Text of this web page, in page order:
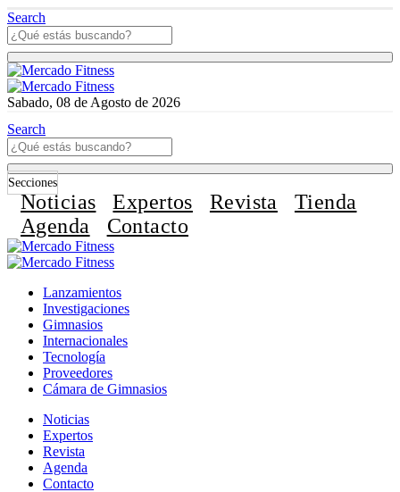
Search
Sabado, 08 de Agosto de 2026
Search
Secciones
Noticias Expertos Revista
Tienda
Agenda
Contacto
Lanzamientos
Investigaciones
Gimnasios
Internacionales
Tecnología
Proveedores
Cámara de Gimnasios
Noticias
Expertos
Revista
Agenda
Contacto